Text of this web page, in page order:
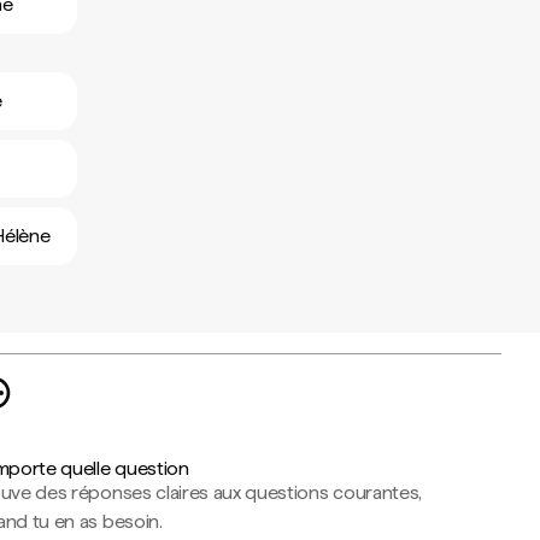
quelle question
des réponses claires aux questions courantes,
tu en as besoin.